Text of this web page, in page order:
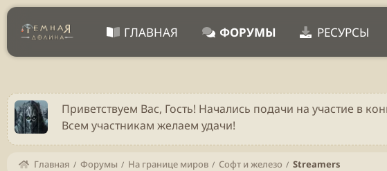
ГЛАВНАЯ ФОРУМЫ РЕСУРСЫ
Приветствуем Вас, Гость! Начались подачи на участие в
Всем участникам желаем удачи!
Главная Форумы На границе миров Софт и железо Streamers